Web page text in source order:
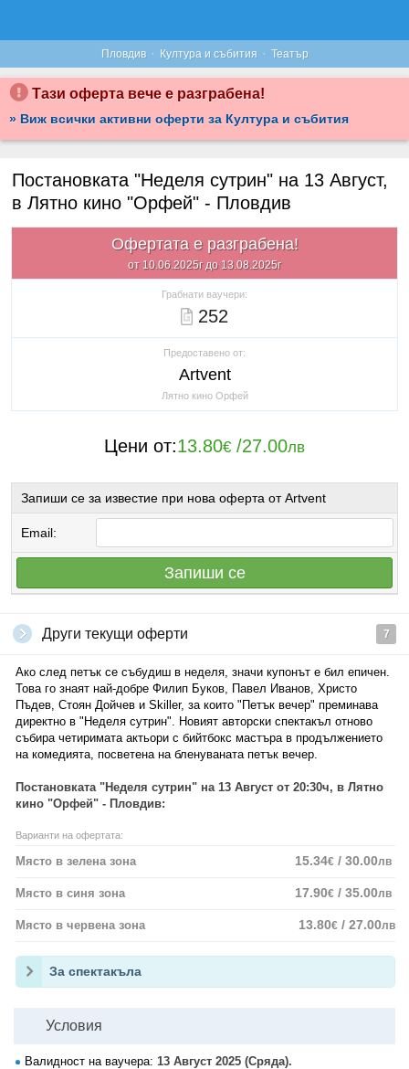
Пловдив · Култура и събития · Театър
Тази оферта вече е разграбена!
» Виж всички активни оферти за Култура и събития
Постановката "Неделя сутрин" на 13 Август,
в Лятно кино "Орфей" - Пловдив
Офертата е разграбена!
от 10.06.2025г до 13.08.2025г
Грабнати ваучери:
252
Предоставено от:
Artvent
Лятно кино Орфей
Цени от:13.80€ /27.00лв
Запиши се за известие при нова оферта от Artvent
Email:
Запиши се
Други текущи оферти 7
Ако след петък се събудиш в неделя, значи купонът е бил епичен.
Това го знаят най-добре Филип Буков, Павел Иванов, Христо
Пъдев, Стоян Дойчев и Skiller, за които "Петък вечер" преминава
директно в "Неделя сутрин". Новият авторски спектакъл отново
събира четиримата актьори с бийтбокс мастъра в продължението
на комедията, посветена на бленуваната петък вечер.
Постановката "Неделя сутрин" на 13 Август от 20:30ч, в Лятно
кино "Орфей" - Пловдив:
Варианти на офертата:
Място в зелена зона 15.34€ / 30.00лв
Място в синя зона 17.90€ / 35.00лв
Място в червена зона 13.80€ / 27.00лв
За спектакъла
Условия
Валидност на ваучера: 13 Август 2025 (Сряда).